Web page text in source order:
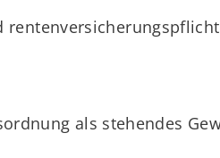
als stehendes